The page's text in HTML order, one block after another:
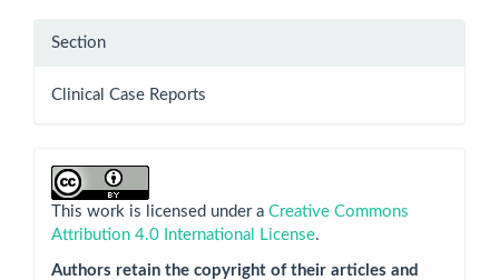
Section
Clinical Case Reports
This work is licensed under a Creative Commons
Attribution 4.0 International License.
Authors retain the copyright of their articles and